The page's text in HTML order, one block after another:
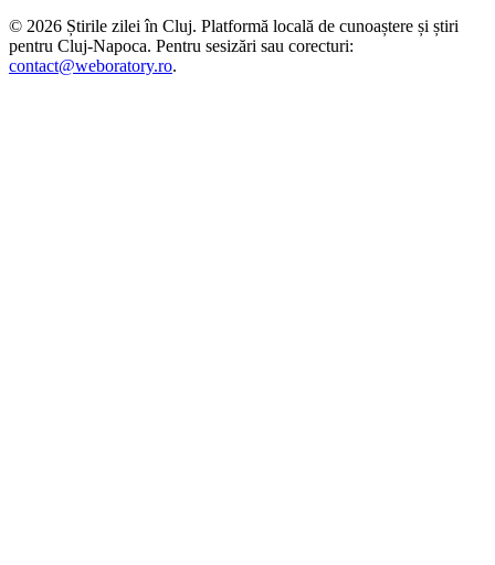
© 2026 Știrile zilei în Cluj. Platformă locală de cunoaștere și știri
pentru Cluj-Napoca. Pentru sesizări sau corecturi:
contact@weboratory.ro.